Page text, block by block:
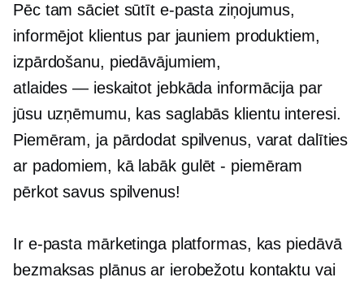
Pēc tam sāciet sūtīt e-pasta ziņojumus,
informējot klientus par jauniem produktiem,
izpārdošanu, piedāvājumiem,
atlaides — ieskaitot jebkāda informācija par
jūsu uzņēmumu, kas saglabās klientu interesi.
Piemēram, ja pārdodat spilvenus, varat dalīties
ar padomiem, kā labāk gulēt - piemēram
pērkot savus spilvenus!
Ir e-pasta mārketinga platformas, kas piedāvā
bezmaksas plānus ar ierobežotu kontaktu vai